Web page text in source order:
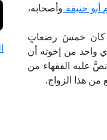
أبو حنيفة ‏وأصحابه،
كان ‏خمسَ رضعاتٍ
واحد ‏من إخوته أن
عليه الفقهاء من
هذا الزواج.